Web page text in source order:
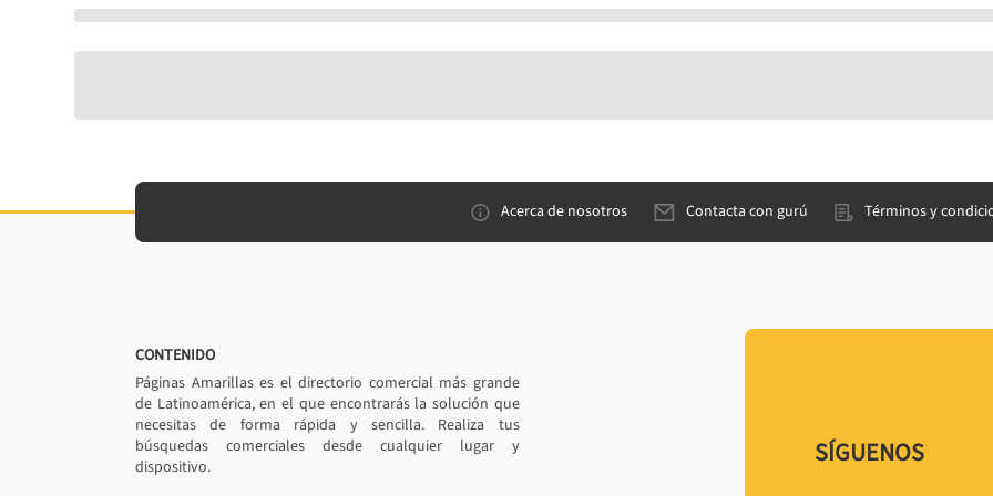
Acerca de nosotros Contacta con gurú Términos y
CONTENIDO
Páginas Amarillas es el directorio comercial más grande
de Latinoamérica, en el que encontrarás la solución que
necesitas de forma rápida y sencilla. Realiza tus
búsquedas comerciales desde cualquier lugar y
dispositivo.
SÍGUENOS